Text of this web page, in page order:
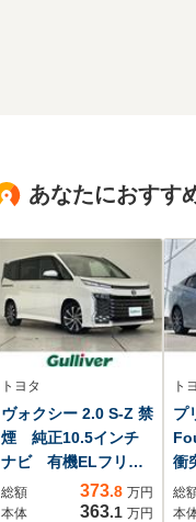
あなたにおすす
トヨタ
ヴォクシー 2.0 S-Z 禁
煙 純正10.5インチ
ナビ 有機ELフリッ
プダウン セーフテ
ィセンス シートヒ
総額 373.8 万円
本体
363.1 万円
ト
プ
衝
ー
レ
総
本